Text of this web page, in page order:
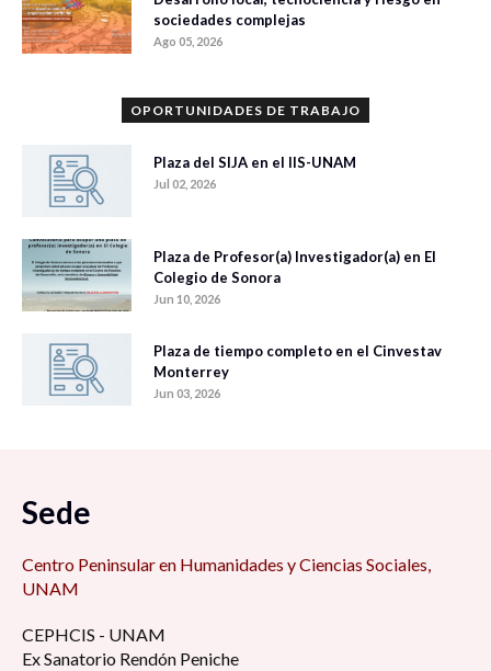
sociedades complejas
Ago 05, 2026
OPORTUNIDADES DE TRABAJO
Plaza del SIJA en el IIS-UNAM
Jul 02, 2026
Plaza de Profesor(a) Investigador(a) en El
Colegio de Sonora
Jun 10, 2026
Plaza de tiempo completo en el Cinvestav
Monterrey
Jun 03, 2026
Sede
Centro Peninsular en Humanidades y Ciencias Sociales,
UNAM
CEPHCIS - UNAM
Ex Sanatorio Rendón Peniche